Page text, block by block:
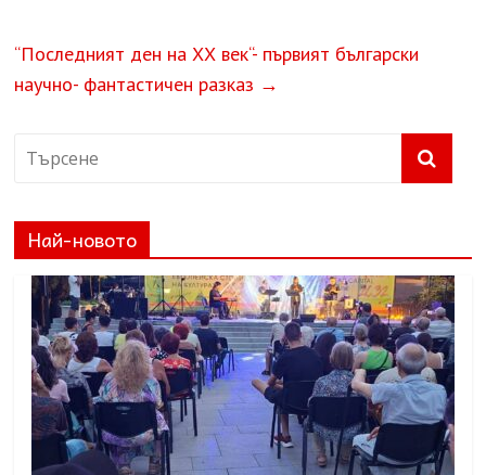
“Последният ден на ХХ век“- първият български
научно- фантастичен разказ →
Най-новото